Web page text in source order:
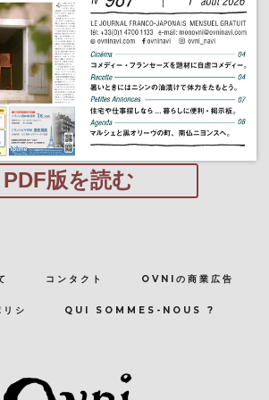
PDF版を読む
コンタクト OVNIの商業広告
シ QUI SOMMES-NOUS ?